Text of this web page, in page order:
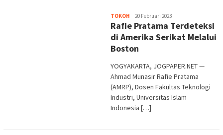
TOKOH Heri
Purwata
20 Februari 2023
Rafie Pratama Terdeteksi
di Amerika Serikat Melalui
Boston
YOGYAKARTA, JOGPAPER.NET —
Ahmad Munasir Rafie Pratama
(AMRP), Dosen Fakultas Teknologi
Industri, Universitas Islam
Indonesia […]